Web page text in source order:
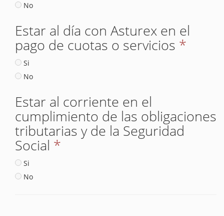
No
Estar al día con Asturex en el
pago de cuotas o servicios *
Si
No
Estar al corriente en el
cumplimiento de las obligaciones
tributarias y de la Seguridad
Social *
Si
No